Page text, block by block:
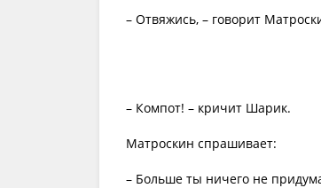
– Отвяжись, – говорит
– Компот! – кричит Шарик.
Матроскин спрашивает:
– Больше ты ничего не